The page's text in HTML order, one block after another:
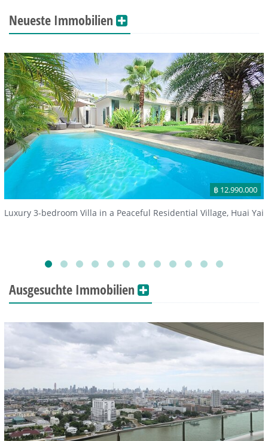
Neueste Immobilien
฿ 12.990.000
Luxury 3-bedroom Villa in a Peaceful Residential Village, Huai Yai
Ausgesuchte Immobilien